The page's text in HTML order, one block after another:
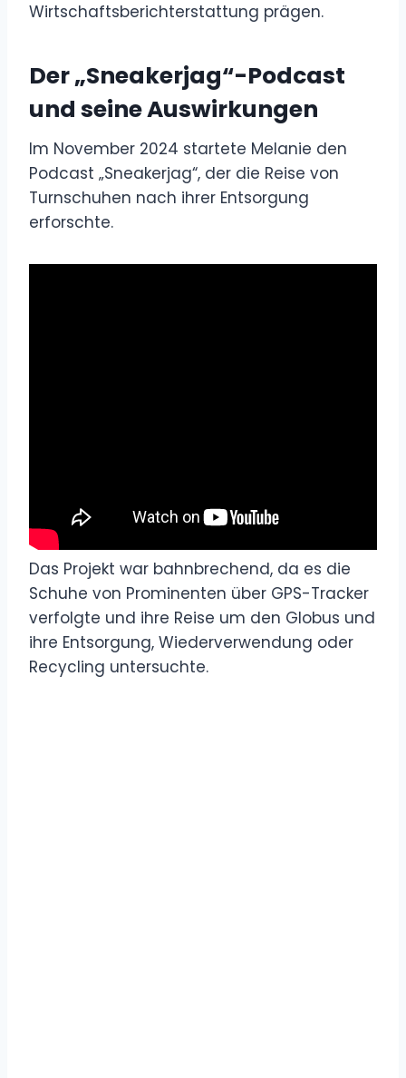
Wirtschaftsberichterstattung prägen.
Der „Sneakerjag“-Podcast
und seine Auswirkungen
Im November 2024 startete Melanie den
Podcast „Sneakerjag“, der die Reise von
Turnschuhen nach ihrer Entsorgung
erforschte.
Das Projekt war bahnbrechend, da es die
Schuhe von Prominenten über GPS-Tracker
verfolgte und ihre Reise um den Globus und
ihre Entsorgung, Wiederverwendung oder
Recycling untersuchte.